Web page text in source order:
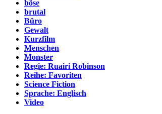
böse
brutal
Büro
Gewalt
Kurzfilm
Menschen
Monster
Regie: Ruairi Robinson
Reihe: Favoriten
Science Fiction
Sprache: Englisch
Video